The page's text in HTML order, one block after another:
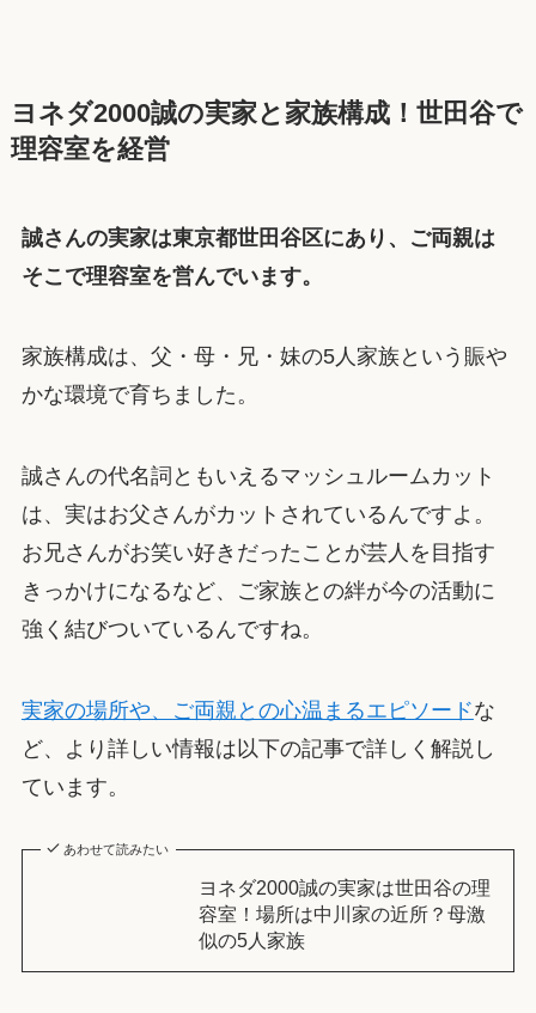
ヨネダ2000誠の実家と家族構成！世田谷で
理容室を経営
誠さんの実家は東京都世田谷区にあり、ご両親は
そこで理容室を営んでいます。
家族構成は、父・母・兄・妹の5人家族という賑や
かな環境で育ちました。
誠さんの代名詞ともいえるマッシュルームカット
は、実はお父さんがカットされているんですよ。
お兄さんがお笑い好きだったことが芸人を目指す
きっかけになるなど、ご家族との絆が今の活動に
強く結びついているんですね。
実家の場所や、ご両親との心温まるエピソードな
ど、より詳しい情報は以下の記事で詳しく解説し
ています。
あわせて読みたい
ヨネダ2000誠の実家は世田谷の理
容室！場所は中川家の近所？母激
似の5人家族